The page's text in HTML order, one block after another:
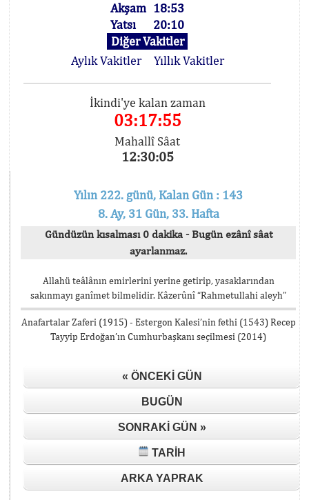
Akşam 18:53
Yatsı
20:10
Diğer Vakitler
Aylık Vakitler
Yıllık Vakitler
İkindi'ye kalan zaman
03:17:55
Mahallî Sâat
12:30:05
Yılın 222. günü, Kalan Gün : 143
8. Ay, 31 Gün, 33. Hafta
Gündüzün kısalması 0 dakika - Bugün ezânî sâat
ayarlanmaz.
Allahü teâlânın emirlerini yerine getirip, yasaklarından
sakınmayı ganîmet bilmelidir. Kâzerûnî “Rahmetullahi aleyh”
Anafartalar Zaferi (1915) - Estergon Kalesi’nin fethi (1543) Recep
Tayyip Erdoğan’ın Cumhurbaşkanı seçilmesi (2014)
« ÖNCEKI GÜN
BUGÜN
SONRAKI GÜN »
TARIH
ARKA YAPRAK